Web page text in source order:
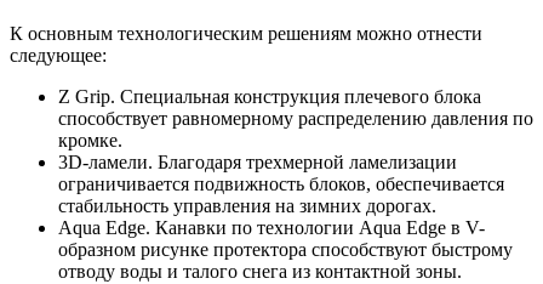
К основным технологическим решениям можно отнести
следующее:
Z Grip. Специальная конструкция плечевого блока
способствует равномерному распределению давления по
кромке.
3D-ламели. Благодаря трехмерной ламелизации
ограничивается подвижность блоков, обеспечивается
стабильность управления на зимних дорогах.
Aqua Edge. Канавки по технологии Aqua Edge в V-
образном рисунке протектора способствуют быстрому
отводу воды и талого снега из контактной зоны.